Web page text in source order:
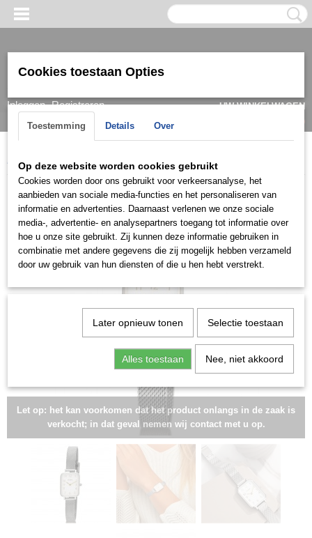
Inloggen Registreren
UW WINKELWAGEN
(0)
Home > Horloge > Olympic Dames Olympic OL66DSS023
Let op: het kan voorkomen dat het product onlangs in de zaak is
verkocht; in dat geval nemen wij contact met u op.
Cookies toestaan Opties
Toestemming Details Over
Op deze website worden cookies gebruikt
Cookies worden door ons gebruikt voor verkeersanalyse, het
aanbieden van sociale media-functies en het personaliseren van
informatie en advertenties. Daarnaast verlenen we onze sociale
media-, advertentie- en analysepartners toegang tot informatie over
hoe u onze site gebruikt. Zij kunnen deze informatie gebruiken in
combinatie met andere gegevens die zij mogelijk hebben verzameld
door uw gebruik van hun diensten of die u hen hebt verstrekt.
Later opnieuw tonen Selectie toestaan
Alles toestaan Nee, niet akkoord